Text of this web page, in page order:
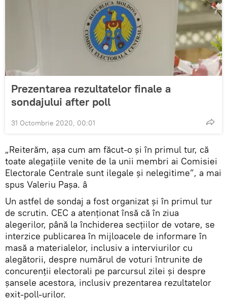
Prezentarea rezultatelor finale a
sondajului after poll
31 Octombrie 2020, 00:01
„Reiterăm, așa cum am făcut-o și în primul tur, că
toate alegațiile venite de la unii membri ai Comisiei
Electorale Centrale sunt ilegale și nelegitime”, a mai
spus Valeriu Pașa. â
Un astfel de sondaj a fost organizat și în primul tur
de scrutin. CEC a atenționat însă că în ziua
alegerilor, până la închiderea secțiilor de votare, se
interzice publicarea în mijloacele de informare în
masă a materialelor, inclusiv a interviurilor cu
alegătorii, despre numărul de voturi întrunite de
concurenții electorali pe parcursul zilei şi despre
șansele acestora, inclusiv prezentarea rezultatelor
exit-poll-urilor.